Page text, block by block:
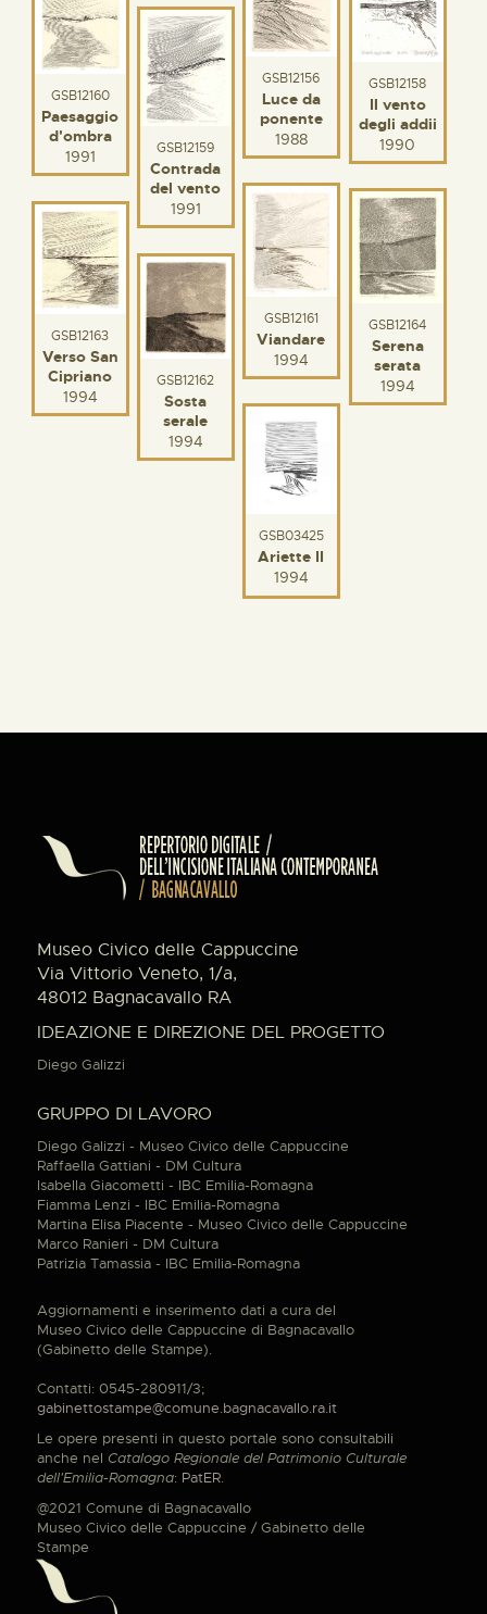
GSB12156
Luce da
ponente
1988
GSB12158
Il vento
degli addii
1990
GSB12160
Paesaggio
d'ombra
1991
GSB12159
Contrada
del vento
1991
GSB12161
Viandare
1994
GSB12164
Serena
serata
1994
GSB12163
Verso San
Cipriano
1994
GSB12162
Sosta
serale
1994
GSB03425
Ariette II
1994
Museo Civico delle Cappuccine
Via Vittorio Veneto, 1/a,
48012 Bagnacavallo RA
IDEAZIONE E DIREZIONE DEL PROGETTO
Diego Galizzi
GRUPPO DI LAVORO
Diego Galizzi - Museo Civico delle Cappuccine
Raffaella Gattiani - DM Cultura
Isabella Giacometti - IBC Emilia-Romagna
Fiamma Lenzi - IBC Emilia-Romagna
Martina Elisa Piacente - Museo Civico delle Cappuccine
Marco Ranieri - DM Cultura
Patrizia Tamassia - IBC Emilia-Romagna
Aggiornamenti e inserimento dati a cura del
Museo Civico delle Cappuccine di Bagnacavallo
(Gabinetto delle Stampe).
Contatti: 0545-280911/3;
gabinettostampe@comune.bagnacavallo.ra.it
Le opere presenti in questo portale sono consultabili
anche nel Catalogo Regionale del Patrimonio Culturale
dell'Emilia-Romagna: PatER.
@2021 Comune di Bagnacavallo
Museo Civico delle Cappuccine / Gabinetto delle
Stampe